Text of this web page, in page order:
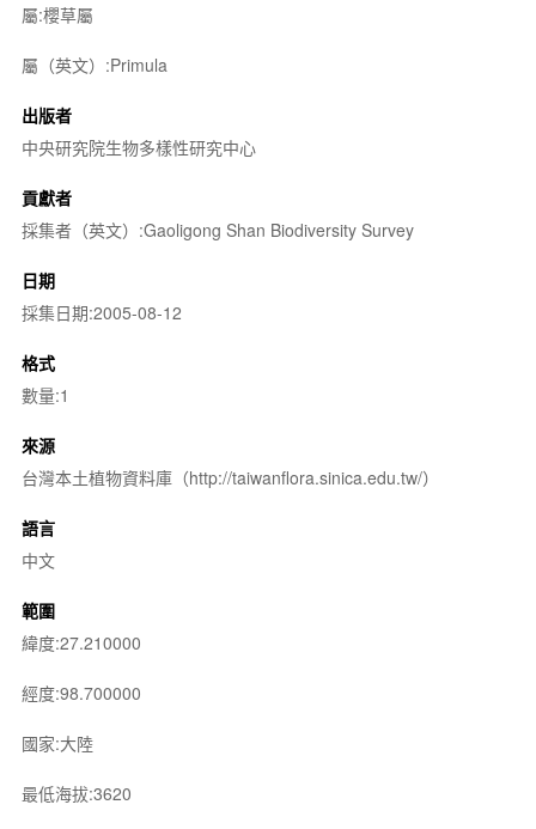
屬:櫻草屬
屬（英文）:Primula
出版者
中央研究院生物多樣性研究中心
貢獻者
採集者（英文）:Gaoligong Shan Biodiversity Survey
日期
採集日期:2005-08-12
格式
數量:1
來源
台灣本土植物資料庫（http://taiwanflora.sinica.edu.tw/）
語言
中文
範圍
緯度:27.210000
經度:98.700000
國家:大陸
最低海拔:3620